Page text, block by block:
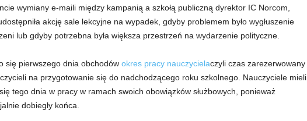
wymiany e-maili między kampanią a szkołą publiczną dyrektor IC Norcom,
akcję sale lekcyjne na wypadek, gdyby problemem było wygłuszenie
lub gdyby potrzebna była większa przestrzeń na wydarzenie polityczne.
się pierwszego dnia obchodów okres pracy nauczycielaczyli czas zarezerwowany
na przygotowanie się do nadchodzącego roku szkolnego. Nauczyciele mieli
tego dnia w pracy w ramach swoich obowiązków służbowych, ponieważ
dobiegły końca.